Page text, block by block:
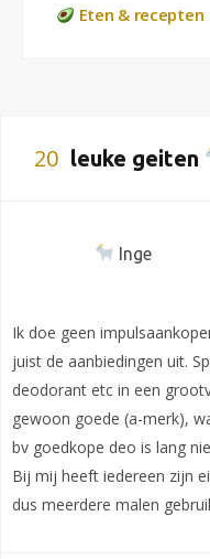
Eten & recepten
20 leuke geiten
Inge
Ik doe geen
juist de aanbiedingen uit.
deodorant etc in een
gewoon goede (a-merk),
bv goedkope deo is lang
Bij mij heeft iedereen zijn
dus meerdere malen